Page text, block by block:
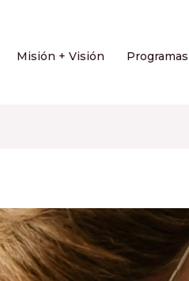
Misión + Visión Programas